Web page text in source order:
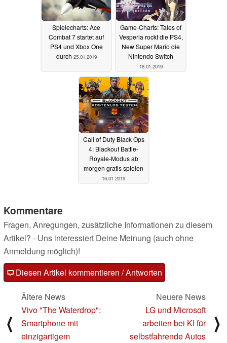
Spielecharts: Ace
Combat 7 startet auf
PS4 und Xbox One
durch 25.01.2019
Game-Charts: Tales of
Vesperia rockt die PS4,
New Super Mario die
Nintendo Switch
18.01.2019
Call of Duty Black Ops
4: Blackout Battle-
Royale-Modus ab
morgen gratis spielen
16.01.2019
Kommentare
Fragen, Anregungen, zusätzliche Informationen zu diesem
Artikel? - Uns interessiert Deine Meinung (auch ohne
Anmeldung möglich)!
Diesen Artikel kommentieren / Antworten
⟨
Ältere News
Vivo "The Waterdrop":
Smartphone mit
einzigartigem
Neuere News
LG und Microsoft
arbeiten bei KI für
selbstfahrende Autos
⟩